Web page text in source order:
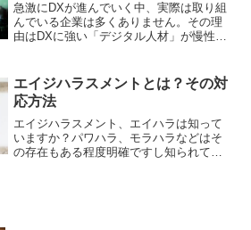
急激にDXが進んでいく中、実際は取り組
んでいる企業は多くありません。その理
由はDXに強い「デジタル人材」が慢性的
し稼ぐ力も同時に手に入れることができ
るようになります。
エイジハラスメントとは？その対
応方法
エイジハラスメント、エイハラは知って
いますか？パワハラ、モラハラなどはそ
の存在もある程度明確ですし知られてい